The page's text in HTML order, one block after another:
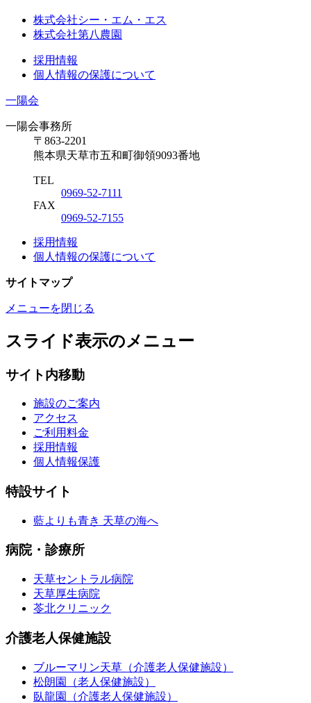
株式会社シー・エム・エス
株式会社第八農園
採用情報
個人情報の保護について
一陽会
一陽会事務所
〒863-2201
熊本県天草市五和町御領9093番地
TEL
0969-52-7111
FAX
0969-52-7155
採用情報
個人情報の保護について
サイ ト マップ
メニューを閉じる
スライド表示のメニュー
サイト内移動
施設のご案内
アクセス
ご利用料金
採用情報
個人情報保護
特設サイト
藍よりも青き 天草の海へ
病院・診療所
天草セントラル病院
天草厚生病院
苓北クリニック
介護老人保健施設
ブルーマリン天草（介護老人保健施設）
松朗園（老人保健施設）
臥龍園（介護老人保健施設）